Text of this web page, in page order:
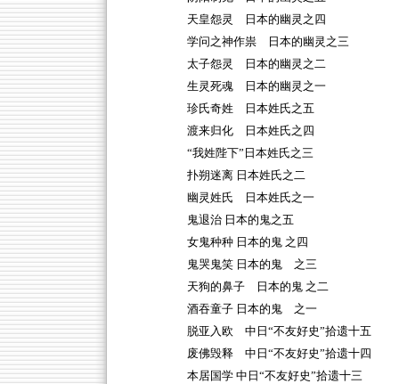
天皇怨灵 日本的幽灵之四
学问之神作祟 日本的幽灵之三
太子怨灵 日本的幽灵之二
生灵死魂 日本的幽灵之一
珍氏奇姓 日本姓氏之五
渡来归化 日本姓氏之四
“我姓陛下”日本姓氏之三
扑朔迷离 日本姓氏之二
幽灵姓氏 日本姓氏之一
鬼退治 日本的鬼之五
女鬼种种 日本的鬼 之四
鬼哭鬼笑 日本的鬼 之三
天狗的鼻子 日本的鬼 之二
酒吞童子 日本的鬼 之一
脱亚入欧 中日“不友好史”拾遗十五
废佛毁释 中日“不友好史”拾遗十四
本居国学 中日“不友好史”拾遗十三